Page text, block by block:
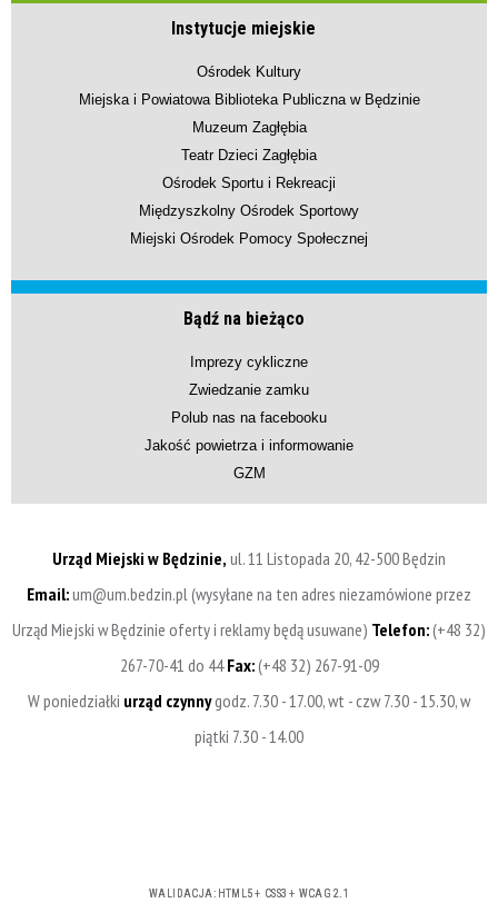
Instytucje miejskie
Ośrodek Kultury
Miejska i Powiatowa Biblioteka Publiczna w Będzinie
Muzeum Zagłębia
Teatr Dzieci Zagłębia
Ośrodek Sportu i Rekreacji
Międzyszkolny Ośrodek Sportowy
Miejski Ośrodek Pomocy Społecznej
Bądź na bieżąco
Imprezy cykliczne
Zwiedzanie zamku
Polub nas na facebooku
Jakość powietrza i informowanie
GZM
Urząd Miejski w Będzinie, ul. 11 Listopada 20, 42-500 Będzin
Email:um@um.bedzin.pl (wysyłane na ten adres niezamówione przez
Urząd Miejski w Będzinie oferty i reklamy będą usuwane) Telefon:(+48 32)
267-70-41 do 44Fax:(+48 32) 267-91-09
W poniedziałki urząd czynnygodz. 7.30 - 17.00, wt - czw 7.30 - 15.30, w
piątki 7.30 - 14.00
WALIDACJA: HTML5+ CSS3 + WCAG 2.1